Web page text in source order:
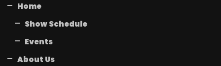
Home
Show Schedule
Events
About Us